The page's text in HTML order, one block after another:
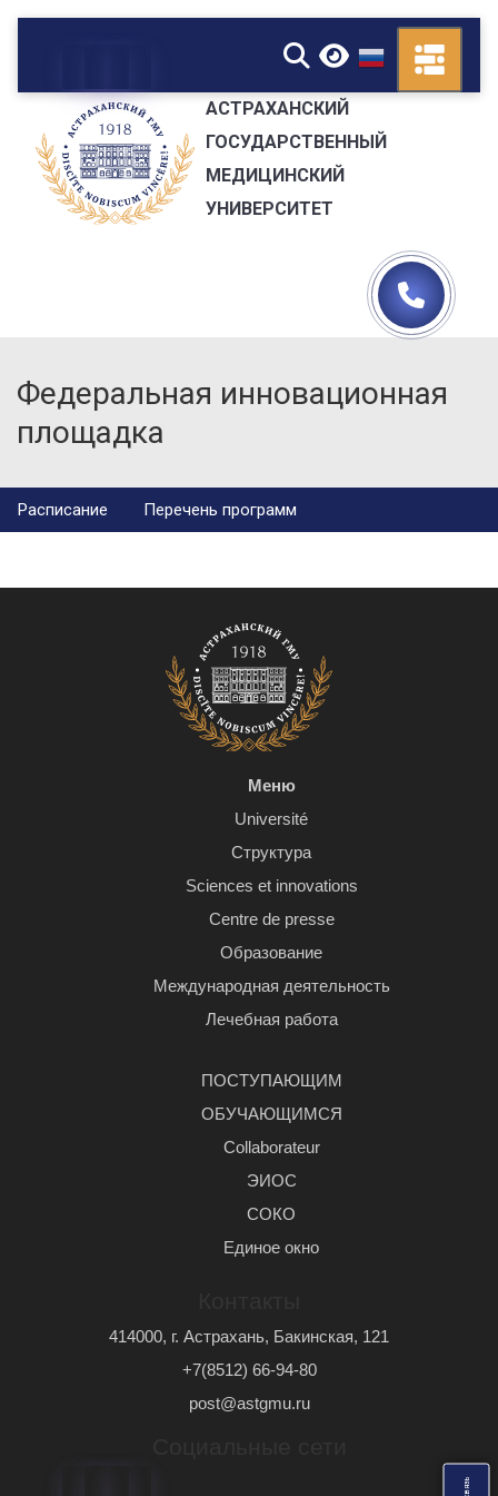
ь
▼
АСТРАХАНСКИЙ
ГОСУДАРСТВЕННЫЙ
МЕДИЦИНСКИЙ
УНИВЕРСИТЕТ
Федеральная инновационная
площадка
Расписание Перечень программ
Меню
Université
Структура
Sciences et innovations
Centre de presse
Образование
Международная деятельность
Лечебная работа
ПОСТУПАЮЩИМ
ОБУЧАЮЩИМСЯ
Сollaborateur
ЭИОС
СОКО
Единое окно
414000, г. Астрахань, Бакинская, 121
+7(8512) 66-94-80
post@astgmu.ru